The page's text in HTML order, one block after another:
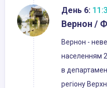
День 6:
Вернон /
Вернон -
населенням
в
регіону